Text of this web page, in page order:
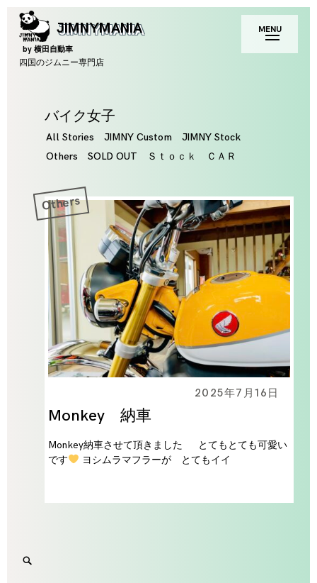
Skip
to
content
JIMNYMANIA
by 横田自動車
四国のジムニー専門店
toggle
open/close
sidebar
MENU
Tag
バイク女子
All Stories JIMNY Custom
JIMNY Stock
Others
SOLD OUT Ｓｔｏｃｋ ＣＡＲ
2025年7月16日
Monkey 納車
Monkey納車させて頂きました とてもとても可愛い
です
ヨシムラマフラーが とてもイイ
Others
Search